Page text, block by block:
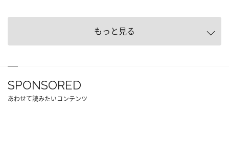
もっと見る
SPONSORED
あわせて読みたいコンテンツ